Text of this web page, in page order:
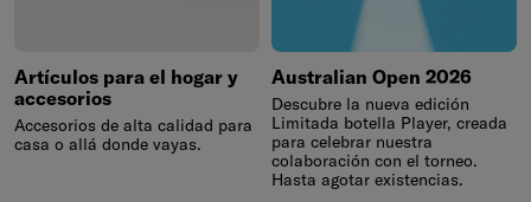
Artículos para el hogar y
accesorios
Accesorios de alta calidad para
casa o allá donde vayas.
Australian Open 2026
Descubre la nueva edición
Limitada botella Player, creada
para celebrar nuestra
colaboración con el torneo.
Hasta agotar existencias.